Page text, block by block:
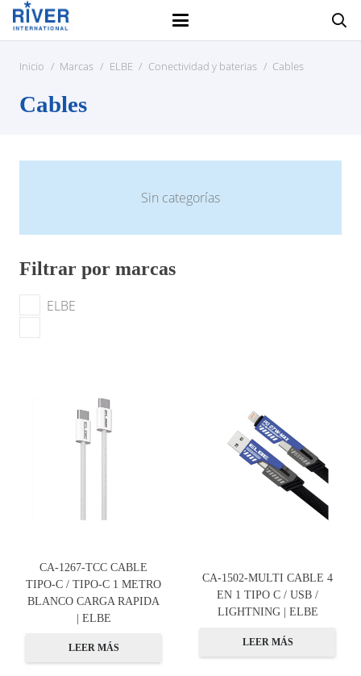
Inicio / Marcas / ELBE / Conectividad y baterias / Cables
Cables
Sin categorías
Filtrar por marcas
ELBE
CA-1267-TCC CABLE
TIPO-C / TIPO-C 1 METRO
BLANCO CARGA RAPIDA
| ELBE
LEER MÁS
CA-1502-MULTI CABLE 4
EN 1 TIPO C / USB /
LIGHTNING | ELBE
LEER MÁS